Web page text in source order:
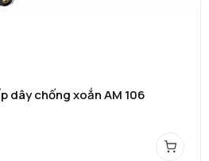
dây chống xoắn AM 106